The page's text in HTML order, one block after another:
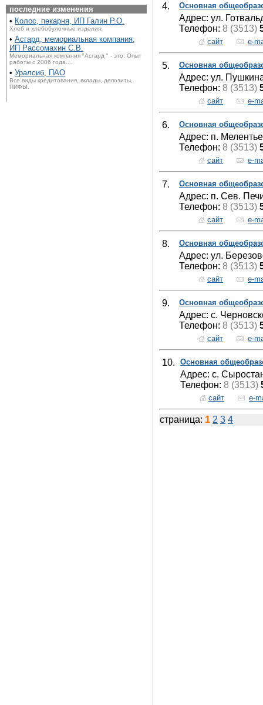
последние изменения
• Колос, пекарня, ИП Галин Р.О.
Хлеб и хлебобулочные изделия.
• Асгард, мемориальная компания,
ИП Рассомахин С.В.
Мемориальная компания "Асгард " - это: Опыт
работы с 2006 года....
• Уралсиб, ПАО
Все виды кредитования, вклады, депозиты,
ПИФЫ.
4. Основная
Адрес: ул.
Телефон: 8 (3513)
сайт e-
5. Основная
Адрес: ул.
Телефон: 8 (3513)
сайт e-
6. Основная
Адрес: п.
Телефон: 8 (3513)
сайт e-
7. Основная
Адрес: п. Сев.
Телефон: 8 (3513)
сайт e-
8. Основная
Адрес: ул.
Телефон: 8 (3513)
сайт e-
9. Основная
Адрес: с.
Телефон: 8 (3513)
сайт e-
10. Основная
Адрес: с.
Телефон: 8 (3513)
сайт e-
страница: 1 2 3 4